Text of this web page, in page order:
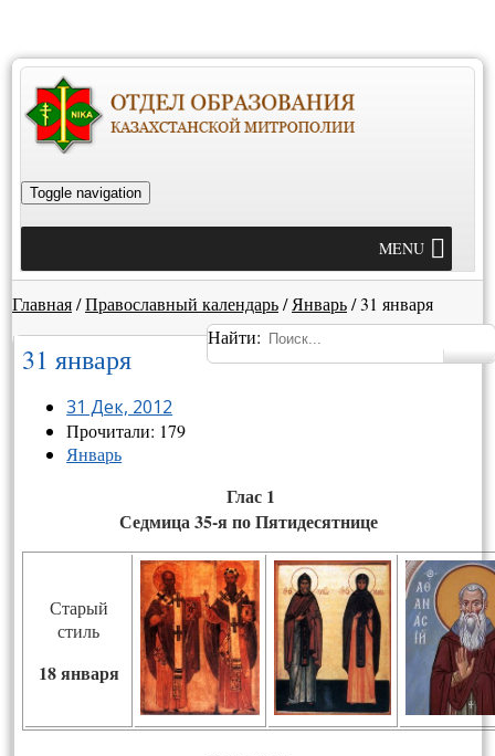
Toggle navigation
MENU
Главная/Православный календарь/ Январь/31 января
Найти:
31 января
31 Дек, 2012
Прочитали: 179
Январь
Глас 1
Седмица 35-я по Пятидесятнице
Старый
стиль
18 января